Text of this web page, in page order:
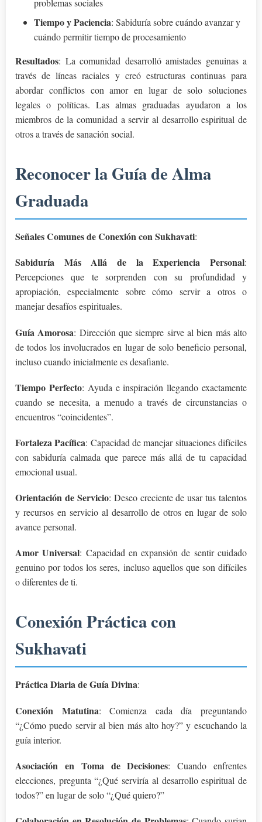
problemas sociales
Tiempo y Paciencia: Sabiduría sobre cuándo avanzar y
cuándo permitir tiempo de procesamiento
Resultados: La comunidad desarrolló amistades genuinas a
través de líneas raciales y creó estructuras continuas para
abordar conflictos con amor en lugar de solo soluciones
legales o políticas. Las almas graduadas ayudaron a los
miembros de la comunidad a servir al desarrollo espiritual de
otros a través de sanación social.
Reconocer la Guía de Alma
Graduada
Señales Comunes de Conexión con Sukhavati:
Sabiduría Más Allá de la Experiencia Personal:
Percepciones que te sorprenden con su profundidad y
apropiación, especialmente sobre cómo servir a otros o
manejar desafíos espirituales.
Guía Amorosa: Dirección que siempre sirve al bien más alto
de todos los involucrados en lugar de solo beneficio personal,
incluso cuando inicialmente es desafiante.
Tiempo Perfecto: Ayuda e inspiración llegando exactamente
cuando se necesita, a menudo a través de circunstancias o
encuentros “coincidentes”.
Fortaleza Pacífica: Capacidad de manejar situaciones difíciles
con sabiduría calmada que parece más allá de tu capacidad
emocional usual.
Orientación de Servicio: Deseo creciente de usar tus talentos
y recursos en servicio al desarrollo de otros en lugar de solo
avance personal.
Amor Universal: Capacidad en expansión de sentir cuidado
genuino por todos los seres, incluso aquellos que son difíciles
o diferentes de ti.
Conexión Práctica con
Sukhavati
Práctica Diaria de Guía Divina:
Conexión Matutina: Comienza cada día preguntando
“¿Cómo puedo servir al bien más alto hoy?” y escuchando la
guía interior.
Asociación en Toma de Decisiones: Cuando enfrentes
elecciones, pregunta “¿Qué serviría al desarrollo espiritual de
todos?” en lugar de solo “¿Qué quiero?”